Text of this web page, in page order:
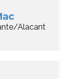
Alacant